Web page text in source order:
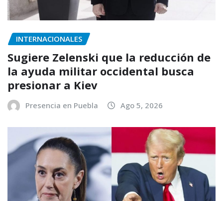
INTERNACIONALES
Sugiere Zelenski que la reducción de
la ayuda militar occidental busca
presionar a Kiev
Presencia en Puebla Ago 5, 2026